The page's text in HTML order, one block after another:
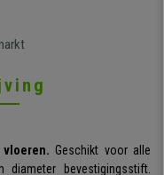
vloeren.Geschikt voor alle
diameter bevestigingsstift.